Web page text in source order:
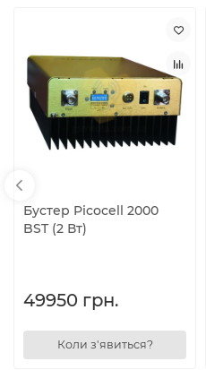
Бустер Picocell 2000
BST (2 Вт)
49950 грн.
Коли з'явиться?